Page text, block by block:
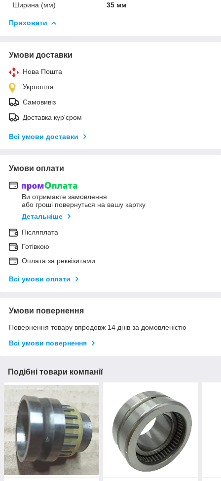
Ширина (мм) 35 мм
Приховати
Умови доставки
Нова Пошта
Укрпошта
Самовивіз
Доставка кур'єром
Всі умови доставки
Умови оплати
Ви отримаєте замовлення
або гроші повернуться на вашу картку
Детальніше
Післяплата
Готівкою
Оплата за реквізитами
Всі умови оплати
Умови повернення
Повернення товару впродовж 14 днів за домовленістю
Всі умови повернення
Подібні товари компанії